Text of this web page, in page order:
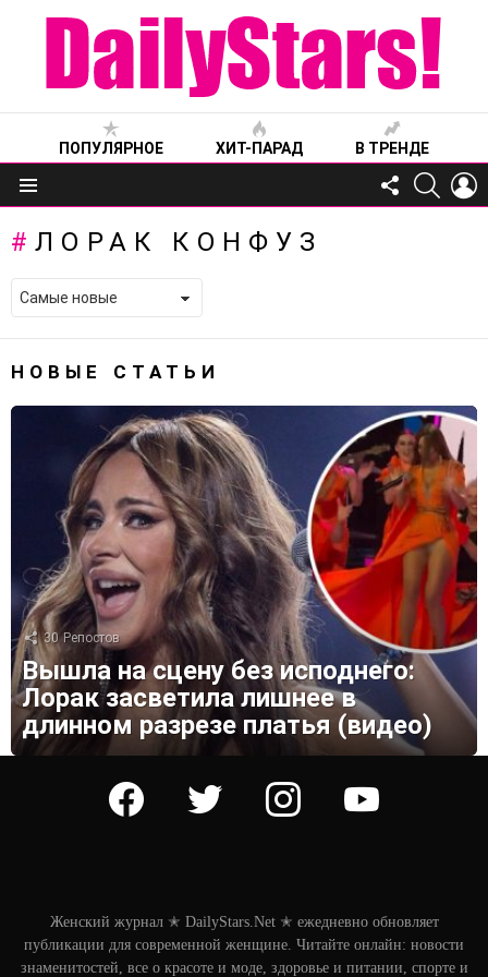
ПОПУЛЯРНОЕ ХИТ-ПАРАД В ТРЕНДЕ
Меню
FOLLOW
US
ЛОРАК КОНФУЗ
НОВЫЕ СТАТЬИ
30 Репостов
Вышла на сцену без исподнего:
Лорак засветила лишнее в
длинном разрезе платья (видео)
facebook twitter instagram youtube
Женский журнал ✭ DailyStars.Net ✭ ежедневно обновляет
публикации для современной женщине. Читайте онлайн: новости
знаменитостей, все о красоте и моде, здоровье и питании, спорте и